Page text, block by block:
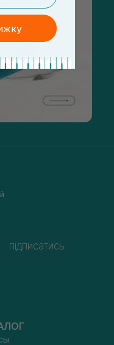
підписатись